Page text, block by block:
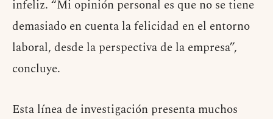
infeliz. “Mi opinión personal es que no se tiene
demasiado en cuenta la felicidad en el entorno
laboral, desde la perspectiva de la empresa”,
concluye.
Esta línea de investigación presenta muchos